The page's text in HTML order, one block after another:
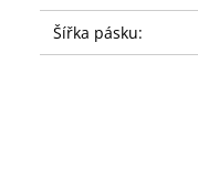
Šířka pásku: